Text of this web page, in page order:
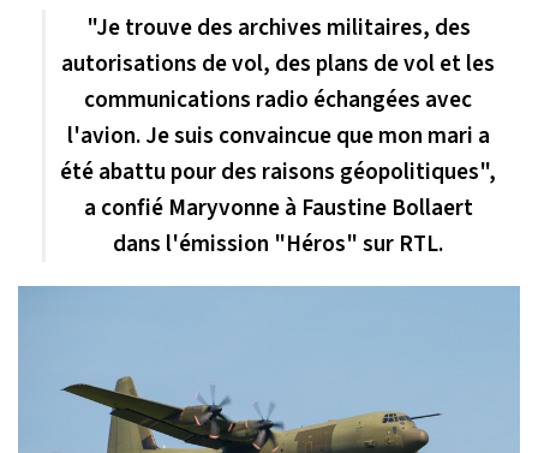
"Je trouve des archives militaires, des
autorisations de vol, des plans de vol et les
communications radio échangées avec
l'avion. Je suis convaincue que mon mari a
été abattu pour des raisons géopolitiques",
a confié Maryvonne à Faustine Bollaert
dans l'émission "Héros" sur RTL.